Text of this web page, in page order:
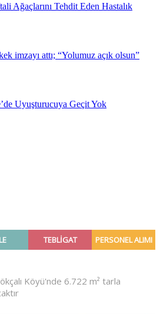
Ağaçlarını Tehdit Eden Hastalık
imzayı attı; “Yolumuz açık olsun”
Uyuşturucuya Geçit Yok